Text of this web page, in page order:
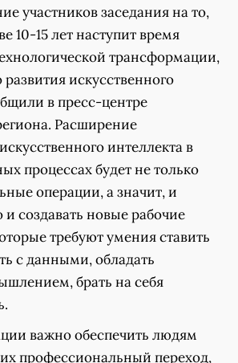
участников заседания на то,
10-15 лет наступит время
трансформации,
искусственного
в пресс-центре
Расширение
интеллекта в
процессах будет не только
операции, а значит, и
и создавать новые рабочие
требуют умения ставить
с данными, обладать
брать на себя
важно обеспечить людям
профессиональный переход,